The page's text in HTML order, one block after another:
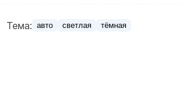
Тема: авто светлая тёмная